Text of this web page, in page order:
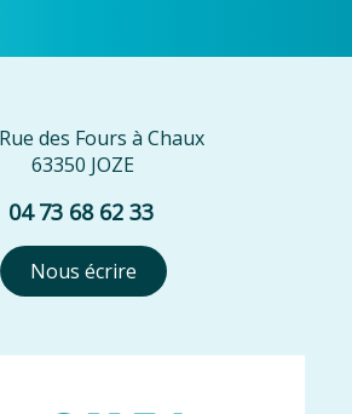
des Fours à Chaux
63350 JOZE
04 73 68 62 33
Nous écrire